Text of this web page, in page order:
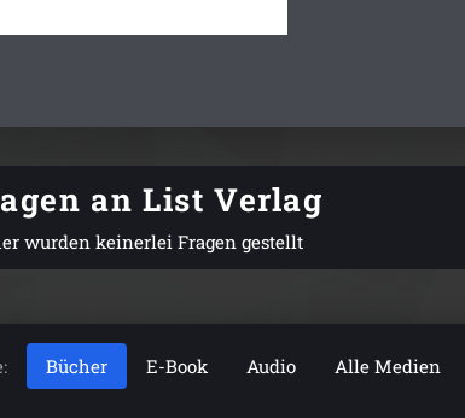
an List Verlag
wurden keinerlei Fragen gestellt
Bücher E-Book Audio Alle Medien